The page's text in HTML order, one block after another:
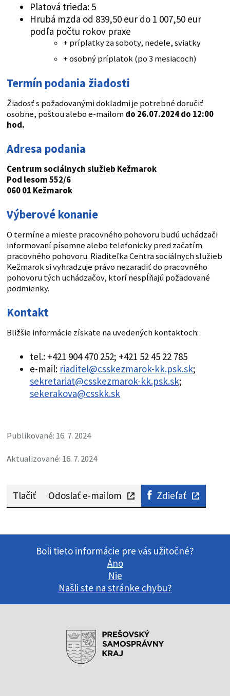
Platová trieda: 5
Hrubá mzda od 839,50 eur do 1 007,50 eur
podľa počtu rokov praxe
+ príplatky za soboty, nedele, sviatky
+ osobný príplatok (po 3 mesiacoch)
Termín podania žiadosti
Žiadosť s požadovanými dokladmi je potrebné doručiť
osobne, poštou alebo e-mailomdo 26.07.2024 do 12:00
hod.
Adresa podania
Centrum sociálnych služieb Kežmarok
Pod lesom 552/6
060 01 Kežmarok
Výberové konanie
O termíne a mieste pracovného pohovoru budú uchádzači
informovaní písomne alebo telefonicky pred začatím
pracovného pohovoru. Riaditeľka Centra sociálnych služieb
Kežmarok si vyhradzuje právo nezaradiť do pracovného
pohovoru tých uchádzačov, ktorí nespĺňajú požadované
podmienky.
Kontakt
Bližšie informácie získate na uvedených kontaktoch:
tel.: +421 904 470 252; +421 52 45 22 785
e-mail: riaditel@csskezmarok-kk.psk.sk;
sekretariat@csskezmarok-kk.psk.sk;
sekerakova@csskk.sk
Publikované: 16. 7. 2024
Aktualizované: 16. 7. 2024
Tlačiť Odoslať e-mailom Zdieľať
Boli tieto informácie pre vás užitočné?
Áno
Nie
Našli ste na stránke chybu?